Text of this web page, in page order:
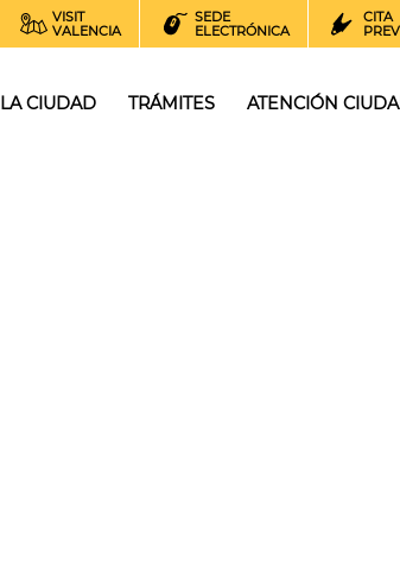
VISIT
VALENCIA
SEDE
ELECTRÓNICA
CITA
LA CIUDAD TRÁMITES ATENCIÓN